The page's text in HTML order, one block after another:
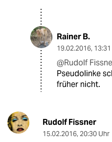
Rainer B.
19.02.2016,
@Rudolf
Pseudolinke
früher nicht.
Rudolf Fissner
15.02.2016, 20:30 Uhr